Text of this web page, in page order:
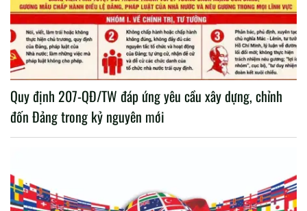
Quy định 207-QĐ/TW đáp ứng yêu cầu xây dựng, chỉnh
đốn Đảng trong kỷ nguyên mới